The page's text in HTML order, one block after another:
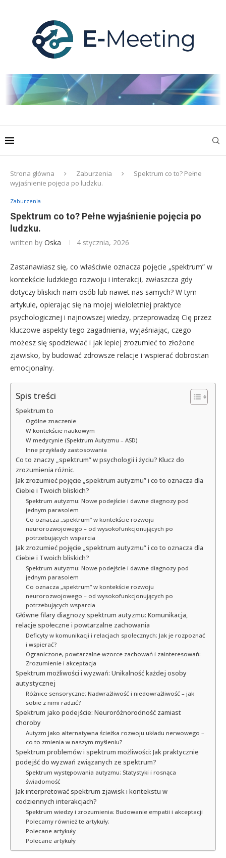
Strona główna Zaburzenia
Spektrum co to? Pełne
wyjaśnienie pojęcia po ludzku.
Zaburzenia
Spektrum co to? Pełne wyjaśnienie pojęcia po
ludzku.
written by Oska 4 stycznia, 2026
Zastanawiasz się, co właściwie oznacza pojęcie „spektrum” w
kontekście ludzkiego rozwoju i interakcji, zwłaszcza gdy
dotyczy bliskich nam osób lub nawet nas samych? W tym
artykule, opierając się na mojej wieloletniej praktyce
psychologicznej i najnowszej wiedzy, przeprowadzę Cię przez
kluczowe aspekty tego zagadnienia, wyjaśniając, czego
możesz się spodziewać i jak lepiej zrozumieć to złożone
zjawisko, by budować zdrowsze relacje i wspierać dobrostan
emocjonalny.
Spis treści
Spektrum to
Ogólne znaczenie
W kontekście naukowym
W medycynie (Spektrum Autyzmu – ASD)
Inne przykłady zastosowania
Co to znaczy „spektrum” w psychologii i życiu? Klucz do
zrozumienia różnic.
Jak zrozumieć pojęcie „spektrum autyzmu” i co to oznacza dla
Ciebie i Twoich bliskich?
Spektrum autyzmu: Nowe podejście i dawne diagnozy pod
jednym parasolem
Co oznacza „spektrum” w kontekście rozwoju
neurorozwojowego – od wysokofunkcjonujących po
potrzebujących wsparcia
Jak zrozumieć pojęcie „spektrum autyzmu” i co to oznacza dla
Ciebie i Twoich bliskich?
Spektrum autyzmu: Nowe podejście i dawne diagnozy pod
jednym parasolem
Co oznacza „spektrum” w kontekście rozwoju
neurorozwojowego – od wysokofunkcjonujących po
potrzebujących wsparcia
Główne filary diagnozy spektrum autyzmu: Komunikacja,
relacje społeczne i powtarzalne zachowania
Deficyty w komunikacji i relacjach społecznych: Jak je rozpoznać
i wspierać?
Ograniczone, powtarzalne wzorce zachowań i zainteresowań:
Zrozumienie i akceptacja
Spektrum możliwości i wyzwań: Unikalność każdej osoby
autystycznej
Różnice sensoryczne: Nadwrażliwość i niedowrażliwość – jak
sobie z nimi radzić?
Spektrum jako podejście: Neuroróżnorodność zamiast
choroby
Autyzm jako alternatywna ścieżka rozwoju układu nerwowego –
co to zmienia w naszym myśleniu?
Spektrum problemów i spektrum możliwości: Jak praktycznie
podejść do wyzwań związanych ze spektrum?
Spektrum występowania autyzmu: Statystyki i rosnąca
świadomość
Jak interpretować spektrum zjawisk i kontekstu w
codziennych interakcjach?
Spektrum wiedzy i zrozumienia: Budowanie empatii i akceptacji
Polecamy również te artykuły:
Polecane artykuły
Polecane artykuły